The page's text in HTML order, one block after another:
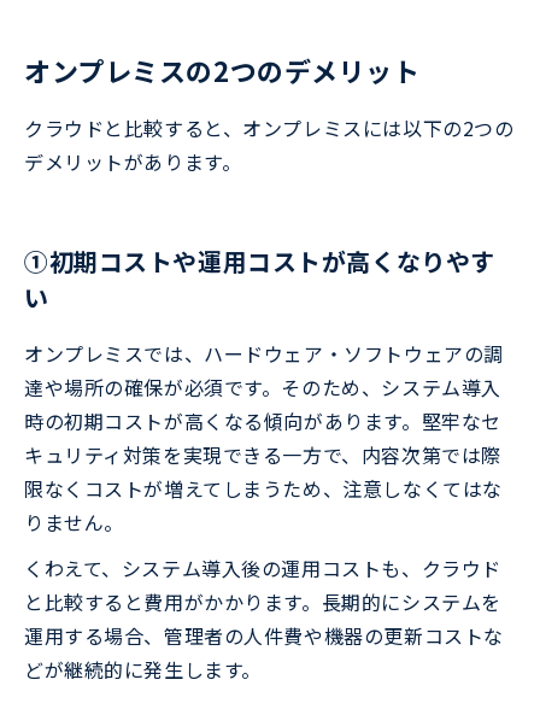
オンプレミスの2つのデメリット
クラウドと比較すると、オンプレミスには以下の2つの
デメリットがあります。
①初期コストや運用コストが高くなりやす
い
オンプレミスでは、ハードウェア・ソフトウェアの調
達や場所の確保が必須です。そのため、システム導入
時の初期コストが高くなる傾向があります。堅牢なセ
キュリティ対策を実現できる一方で、内容次第では際
限なくコストが増えてしまうため、注意しなくてはな
りません。
くわえて、システム導入後の運用コストも、クラウド
と比較すると費用がかかります。長期的にシステムを
運用する場合、管理者の人件費や機器の更新コストな
どが継続的に発生します。